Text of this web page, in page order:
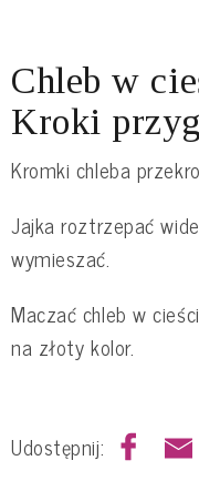
Chleb w
Kroki
Kromki chleba
Jajka roztrzepać
wymieszać.
Maczać chleb w
na złoty kolor.
Udostępnij: